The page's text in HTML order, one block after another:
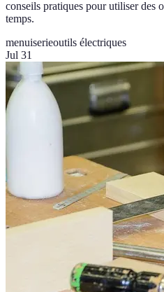
conseils pratiques pour utiliser des
temps.
menuiserieoutils électriques
Jul 31